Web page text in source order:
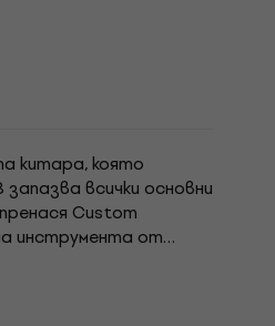
китара, която
всички основни
Custom
инструмента от